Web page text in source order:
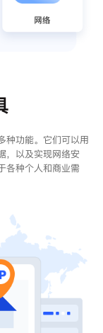
种功能。它们可以用
，以及实现网络安
各种个人和商业需